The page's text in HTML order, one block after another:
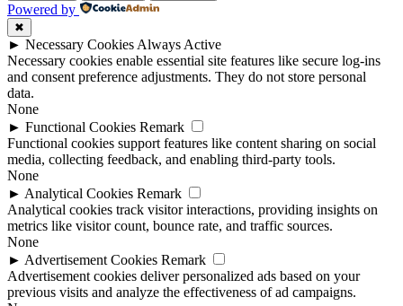
Powered by
✖
► Necessary Cookies Always Active
Necessary cookies enable essential site features like secure log-ins
and consent preference adjustments. They do not store personal
data.
None
► Functional Cookies Remark
Functional cookies support features like content sharing on social
media, collecting feedback, and enabling third-party tools.
None
► Analytical Cookies Remark
Analytical cookies track visitor interactions, providing insights on
metrics like visitor count, bounce rate, and traffic sources.
None
► Advertisement Cookies Remark
Advertisement cookies deliver personalized ads based on your
previous visits and analyze the effectiveness of ad campaigns.